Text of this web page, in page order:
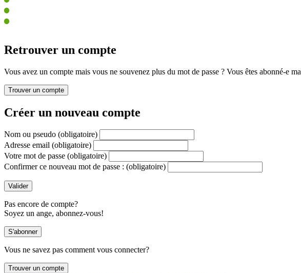
Retrouver un compte
Vous avez un compte mais vous ne souvenez plus du mot de passe ? Vous êtes abonné-e
Créer un nouveau compte
Nom ou pseudo (obligatoire)
Adresse email (obligatoire)
Votre mot de passe (obligatoire)
Confirmer ce nouveau mot de passe : (obligatoire)
Pas encore de compte?
Soyez un ange, abonnez-vous!
Vous ne savez pas comment vous connecter?